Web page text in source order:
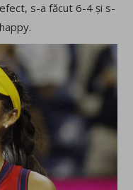
s-a făcut 6-4 și s-